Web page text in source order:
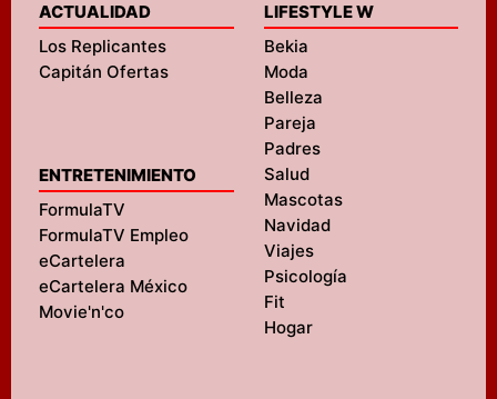
ACTUALIDAD
Los Replicantes
Capitán Ofertas
ENTRETENIMIENTO
FormulaTV
FormulaTV Empleo
eCartelera
eCartelera México
Movie'n'co
LIFESTYLE W
Bekia
Moda
Belleza
Pareja
Padres
Salud
Mascotas
Navidad
Viajes
Psicología
Fit
Hogar